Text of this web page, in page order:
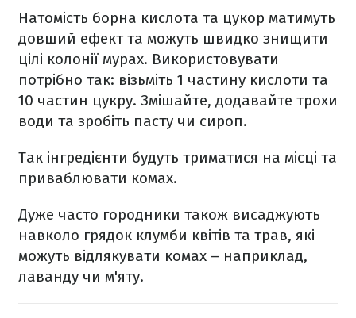
Натомість борна кислота та цукор матимуть
довший ефект та можуть швидко знищити
цілі колонії мурах. Використовувати
потрібно так: візьміть 1 частину кислоти та
10 частин цукру. Змішайте, додавайте трохи
води та зробіть пасту чи сироп.
Так інгредієнти будуть триматися на місці та
приваблювати комах.
Дуже часто городники також висаджують
навколо грядок клумби квітів та трав, які
можуть відлякувати комах – наприклад,
лаванду чи м'яту.